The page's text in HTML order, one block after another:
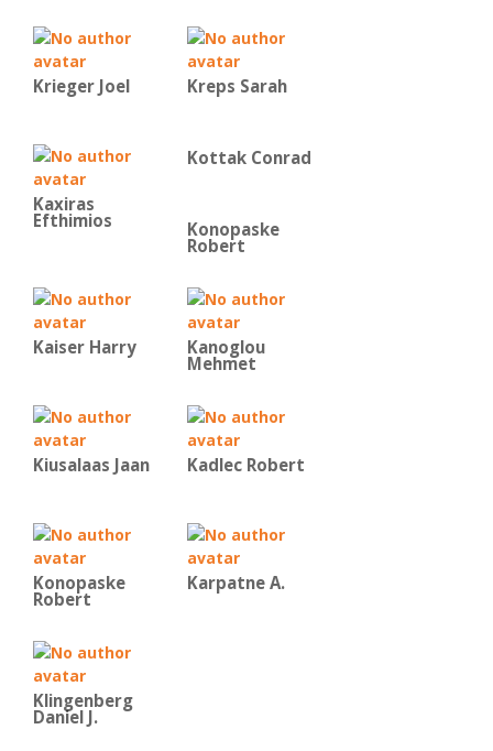
Krieger Joel Kreps Sarah
Kaxiras
Efthimios
Kottak Conrad
Konopaske
Robert
Kaiser Harry Kanoglou
Mehmet
Kiusalaas Jaan Kadlec Robert
Konopaske
Robert
Karpatne A.
Klingenberg
Daniel J.